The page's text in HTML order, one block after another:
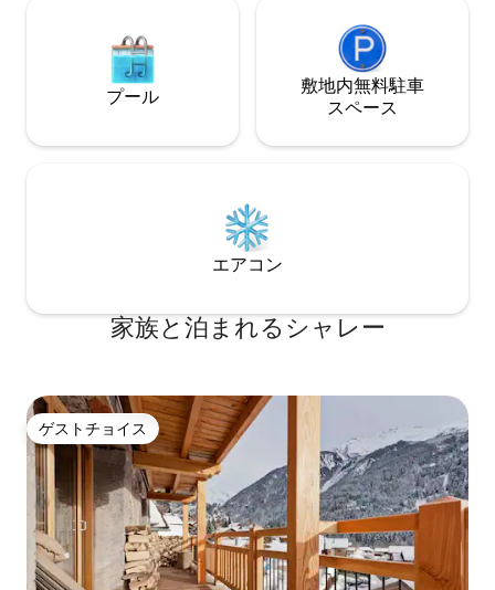
プール
敷地内無料駐⁠車
ス⁠ペ⁠ー⁠ス
エアコン
家族と泊まれるシャレー
ゲストチョイス
ゲストチョイス